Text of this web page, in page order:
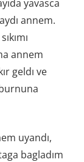
yavasca
annem.
annem
geldı ve
burnuna
uyandı,
bagladım